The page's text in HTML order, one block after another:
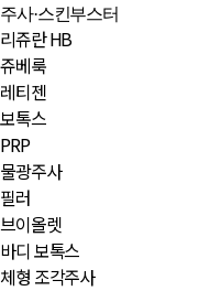
주사·스킨부스터
리쥬란 HB
쥬베룩
레티젠
보톡스
PRP
물광주사
필러
브이올렛
바디 보톡스
체형 조각주사